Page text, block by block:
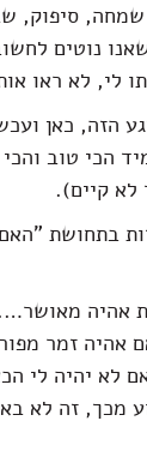
סיפוק,
נוטים
לי, לא ראו
הזה, כאן
הכי טוב
לא קיים).
בתחושת
אהיה
אהיה זמר
לא יהיה לי
מכך, זה לא